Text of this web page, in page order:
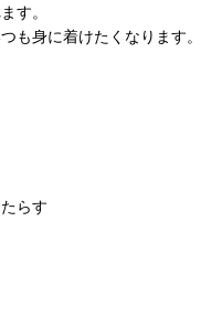
す。
も身に着けたくなります。
らす